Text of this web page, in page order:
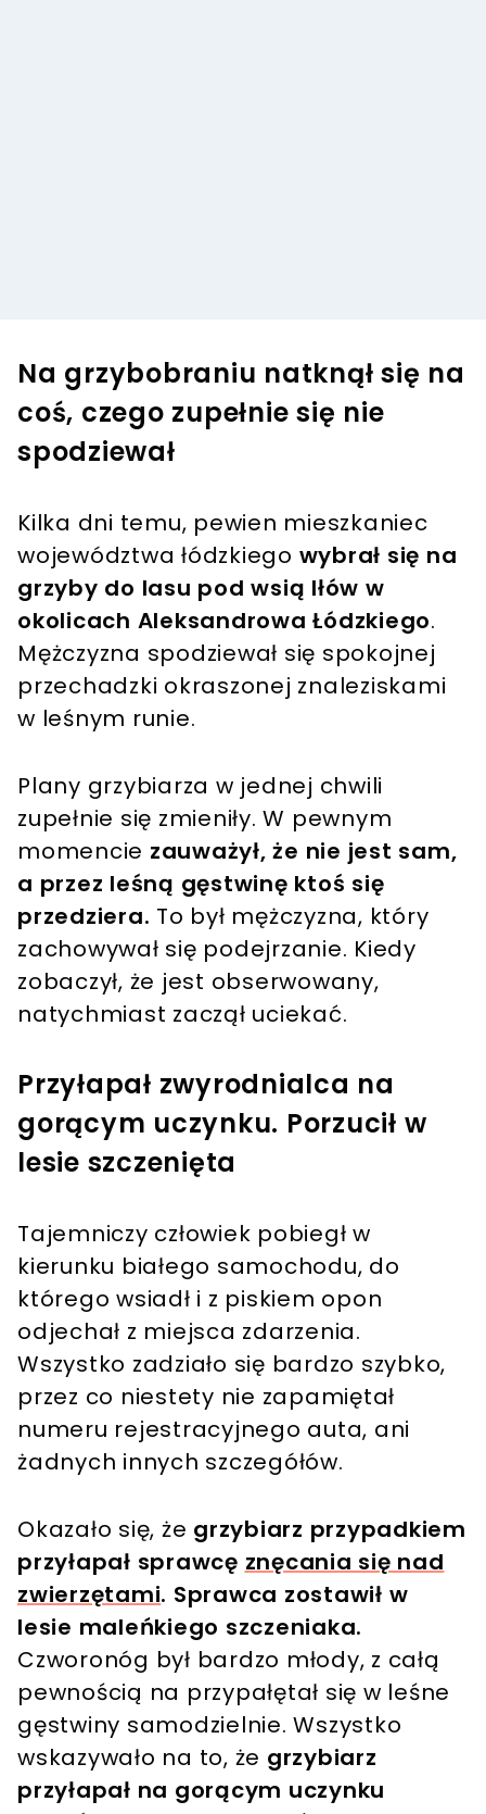
Na grzybobraniu natknął się na
coś, czego zupełnie się nie
spodziewał
Kilka dni temu, pewien mieszkaniec
województwa łódzkiego wybrał się na
grzyby do lasu pod wsią Iłów w
okolicach Aleksandrowa Łódzkiego.
Mężczyzna spodziewał się spokojnej
przechadzki okraszonej znaleziskami
w leśnym runie.
Plany grzybiarza w jednej chwili
zupełnie się zmieniły. W pewnym
momencie zauważył, że nie jest sam,
a przez leśną gęstwinę ktoś się
przedziera. To był mężczyzna, który
zachowywał się podejrzanie. Kiedy
zobaczył, że jest obserwowany,
natychmiast zaczął uciekać.
Przyłapał zwyrodnialca na
gorącym uczynku. Porzucił w
lesie szczenięta
Tajemniczy człowiek pobiegł w
kierunku białego samochodu, do
którego wsiadł i z piskiem opon
odjechał z miejsca zdarzenia.
Wszystko zadziało się bardzo szybko,
przez co niestety nie zapamiętał
numeru rejestracyjnego auta, ani
żadnych innych szczegółów.
Okazało się, że grzybiarz przypadkiem
przyłapał sprawcę znęcania się nad
zwierzętami. Sprawca zostawił w
lesie maleńkiego szczeniaka.
Czworonóg był bardzo młody, z całą
pewnością na przypałętał się w leśne
gęstwiny samodzielnie. Wszystko
wskazywało na to, że grzybiarz
przyłapał na gorącym uczynku